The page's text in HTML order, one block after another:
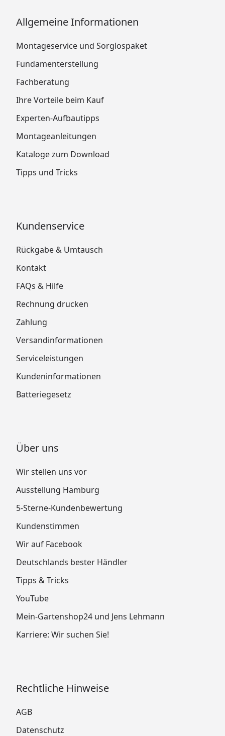
Allgemeine Informationen
Montageservice und Sorglospaket
Fundamenterstellung
Fachberatung
Ihre Vorteile beim Kauf
Experten-Aufbautipps
Montageanleitungen
Kataloge zum Download
Tipps und Tricks
Kundenservice
Rückgabe & Umtausch
Kontakt
FAQs & Hilfe
Rechnung drucken
Zahlung
Versandinformationen
Serviceleistungen
Kundeninformationen
Batteriegesetz
Über uns
Wir stellen uns vor
Ausstellung Hamburg
5-Sterne-Kundenbewertung
Kundenstimmen
Wir auf Facebook
Deutschlands bester Händler
Tipps & Tricks
YouTube
Mein-Gartenshop24 und Jens Lehmann
Karriere: Wir suchen Sie!
Rechtliche Hinweise
AGB
Datenschutz